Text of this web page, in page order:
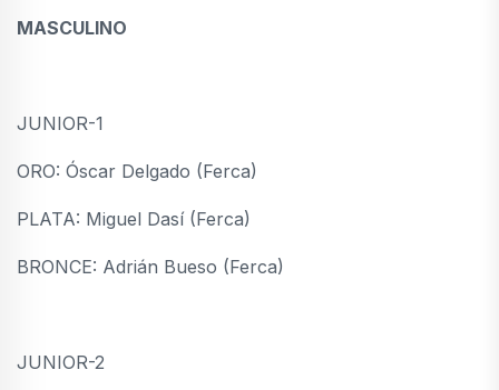
MASCULINO
JUNIOR-1
ORO: Óscar Delgado (Ferca)
PLATA: Miguel Dasí (Ferca)
BRONCE: Adrián Bueso (Ferca)
JUNIOR-2